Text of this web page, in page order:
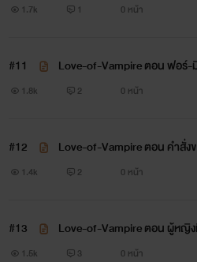
นางเอกของเรา
หนึ่ง เธอคือหญิงสาวหนึ่งในนั้นที่ถูก
อะไรขึ้น อายุ 18 ปี นิสัยน่ารัก เฟรนลี่
ร่างตอนที่อาศั
วบริสุทธิ์ 2
1.7k 1 0 หน้า
#11
Love-of-Vampire ตอน ฟอร์-
1.8k 2 0 หน้า
#12
Love-of-Vampire ตอน คำสั่งข
เเวมไพร์
1.4k 2 0 หน้า
#13
Love-of-Vampire ตอน ผู้หญิ
1.5k 3 0 หน้า